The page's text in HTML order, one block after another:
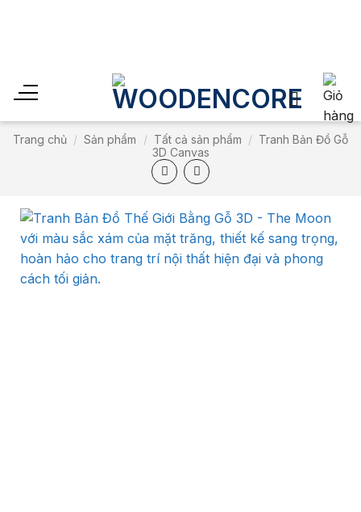
Trang chủ / Sản phẩm / Tất cả sản phẩm / Tranh Bản Đồ Gỗ
3D Canvas